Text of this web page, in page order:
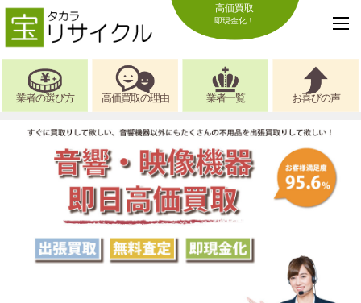
高価買取
即現金化！
業者の選び方 高価買取の理由 業者一覧 お喜びの声